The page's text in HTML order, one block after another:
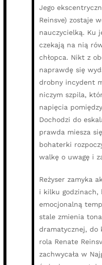
Jego
Reinsve) zostaje
nauczycielką. Ku
czekają na nią
chłopca. Nikt z
naprawdę się
drobny incydent
niczym szpila,
napięcia
Dochodzi do
prawda miesza
bohaterki
walkę o uwagę i
Reżyser zamyka
i kilku godzinach,
emocjonalną
stale zmienia
dramatycznej, do
rola Renate
zachwycała w